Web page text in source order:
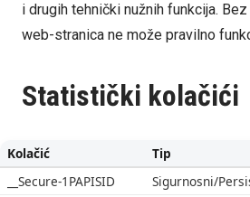
i drugih tehnički nužnih funkcija.
web-stranica ne može pravilno
Statistički kolačići
Kolačić Tip
__Secure-1PAPISID
Sigurnosni/